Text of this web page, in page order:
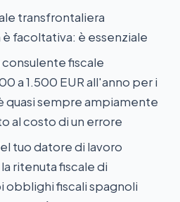
transfrontaliera
facoltativa: è essenziale
fiscale
a 1.500 EUR all'anno per i
quasi sempre ampiamente
al costo di un errore
tuo datore di lavoro
ritenuta fiscale di
obblighi fiscali spagnoli